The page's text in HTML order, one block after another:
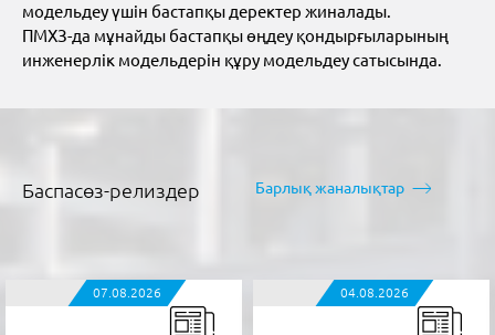
модельдеу үшін бастапқы деректер жиналады.
ПМХЗ-да мұнайды бастапқы өңдеу қондырғыларының
инженерлік модельдерін құру модельдеу сатысында.
Баспасөз-релиздер Барлық жаналықтар
07.08.2026 04.08.2026